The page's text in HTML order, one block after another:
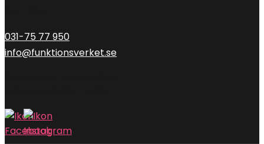
031-75 77 950
info@funktionsverket.se